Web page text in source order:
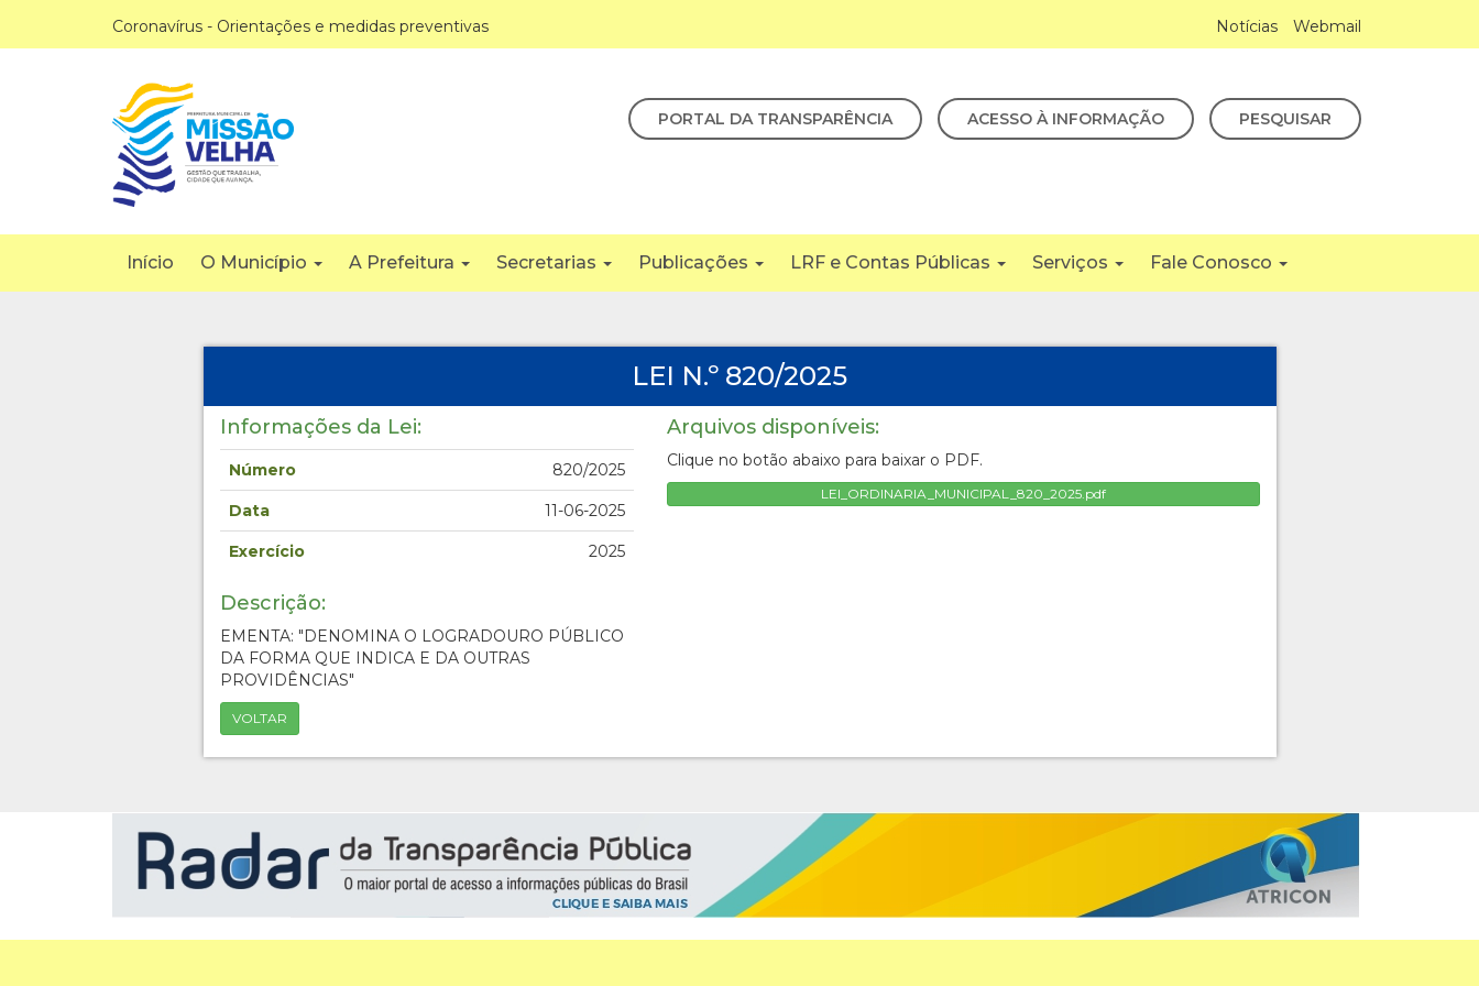
Coronavírus - Orientações e medidas preventivas Notícias Webmail
PORTAL DA TRANSPARÊNCIA ACESSO À INFORMAÇÃO PESQUISAR
Início O Município A Prefeitura Secretarias Publicações LRF e Contas Públicas Serviços Fale Conosco
LEI N.º 820/2025
Informações da Lei:
Número 820/2025
Data 11-06-2025
Exercício 2025
Descrição:
EMENTA: "DENOMINA O LOGRADOURO PÚBLICO
DA FORMA QUE INDICA E DA OUTRAS
PROVIDÊNCIAS"
VOLTAR
Arquivos disponíveis:
Clique no botão abaixo para baixar o PDF.
LEI_ORDINARIA_MUNICIPAL_820_2025.pdf